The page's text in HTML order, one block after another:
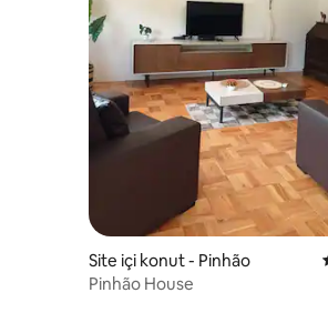
Site içi konut - Pinhão
Pinhão House